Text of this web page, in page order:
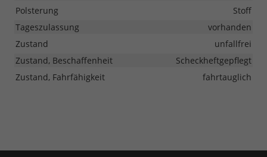
Polsterung
Stoff
Tageszulassung
vorhanden
Zustand
unfallfrei
Zustand, Beschaffenheit
Scheckheftgepflegt
Zustand, Fahrfähigkeit
fahrtauglich